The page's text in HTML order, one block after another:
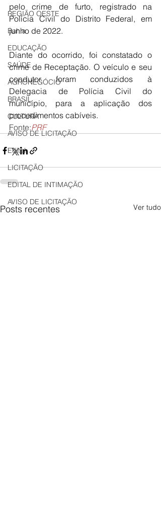
REGIÃO OESTE
Bahia
EDUCAÇÃO
SAÚDE
AGRONEGÓCIO
BRASIL
CULTURA
AVISO DE LICITAÇÃO
Edital
LICITAÇÃO
EDITAL DE INTIMAÇÃO
AVISO DE LICITAÇÃO
pelo crime de furto, registrado na
Polícia Civil do Distrito Federal, em
junho de 2022.
Diante do ocorrido, foi constatado o
crime de Receptação. O veículo e seu
condutor foram conduzidos à
Delegacia de Polícia Civil do
município, para a aplicação dos
procedimentos cabíveis.
Fonte:PRF
Posts recentes Ver tudo